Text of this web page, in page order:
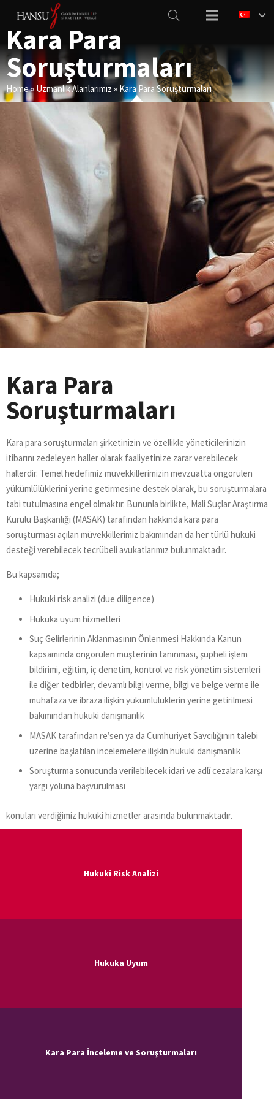
Kara Para
Soruşturmaları
Home» Uzmanlık Alanlarımız » Kara Para Soruşturmaları
Kara Para
Soruşturmaları
Kara para soruşturmaları şirketinizin ve özellikle yöneticilerinizin
itibarını zedeleyen haller olarak faaliyetinize zarar verebilecek
hallerdir. Temel hedefimiz müvekkillerimizin mevzuatta öngörülen
yükümlülüklerini yerine getirmesine destek olarak, bu soruşturmalara
tabi tutulmasına engel olmaktır. Bununla birlikte, Mali Suçlar Araştırma
Kurulu Başkanlığı (MASAK) tarafından hakkında kara para
soruşturması açılan müvekkillerimiz bakımından da her türlü hukuki
desteği verebilecek tecrübeli avukatlarımız bulunmaktadır.
Bu kapsamda;
Hukuki risk analizi (due diligence)
Hukuka uyum hizmetleri
Suç Gelirlerinin Aklanmasının Önlenmesi Hakkında Kanun
kapsamında öngörülen müşterinin tanınması, şüpheli işlem
bildirimi, eğitim, iç denetim, kontrol ve risk yönetim sistemleri
ile diğer tedbirler, devamlı bilgi verme, bilgi ve belge verme ile
muhafaza ve ibraza ilişkin yükümlülüklerin yerine getirilmesi
bakımından hukuki danışmanlık
MASAK tarafından re’sen ya da Cumhuriyet Savcılığının talebi
üzerine başlatılan incelemelere ilişkin hukuki danışmanlık
Soruşturma sonucunda verilebilecek idari ve adlî cezalara karşı
yargı yoluna başvurulması
konuları verdiğimiz hukuki hizmetler arasında bulunmaktadır.
Hukuki Risk Analizi
Hukuka Uyum
Kara Para İnceleme ve Soruşturmaları